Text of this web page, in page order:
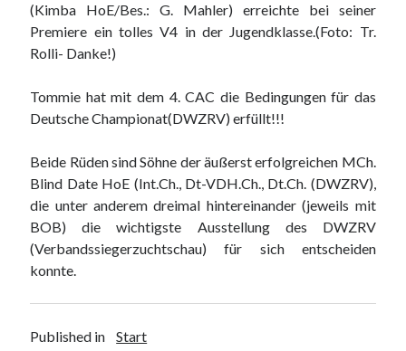
(Kimba HoE/Bes.: G. Mahler) erreichte bei seiner
Premiere ein tolles V4 in der Jugendklasse.(Foto: Tr.
Rolli- Danke!)
Tommie hat mit dem 4. CAC die Bedingungen für das
Deutsche Championat(DWZRV) erfüllt!!!
Beide Rüden sind Söhne der äußerst erfolgreichen MCh.
Blind Date HoE (Int.Ch., Dt-VDH.Ch., Dt.Ch. (DWZRV),
die unter anderem dreimal hintereinander (jeweils mit
BOB) die wichtigste Ausstellung des DWZRV
(Verbandssiegerzuchtschau) für sich entscheiden
konnte.
Published in Start